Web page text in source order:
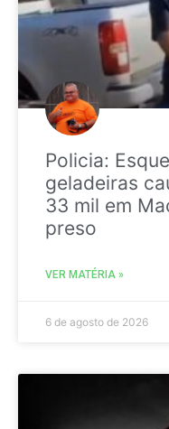
Policia:
geladeiras
33 mil em
preso
VER MATÉRIA »
6 de agosto de 2026